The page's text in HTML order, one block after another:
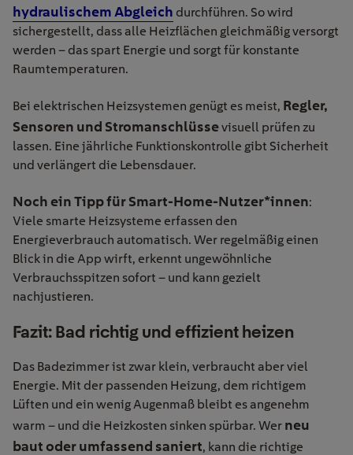
hydraulischem Abgleich durchführen. So wird
sichergestellt, dass alle Heizflächen gleichmäßig versorgt
werden – das spart Energie und sorgt für konstante
Raumtemperaturen.
Bei elektrischen Heizsystemen genügt es meist, Regler,
Sensoren und Stromanschlüssevisuell prüfen zu
lassen. Eine jährliche Funktionskontrolle gibt Sicherheit
und verlängert die Lebensdauer.
Noch ein Tipp für Smart-Home-Nutzer*innen:
Viele smarte Heizsysteme erfassen den
Energieverbrauch automatisch. Wer regelmäßig einen
Blick in die App wirft, erkennt ungewöhnliche
Verbrauchsspitzen sofort – und kann gezielt
nachjustieren.
Fazit: Bad richtig und effizient heizen
Das Badezimmer ist zwar klein, verbraucht aber viel
Energie. Mit der passenden Heizung, dem richtigem
Lüften und ein wenig Augenmaß bleibt es angenehm
warm – und die Heizkosten sinken spürbar. Wer neu
baut oder umfassend saniert, kann die richtige